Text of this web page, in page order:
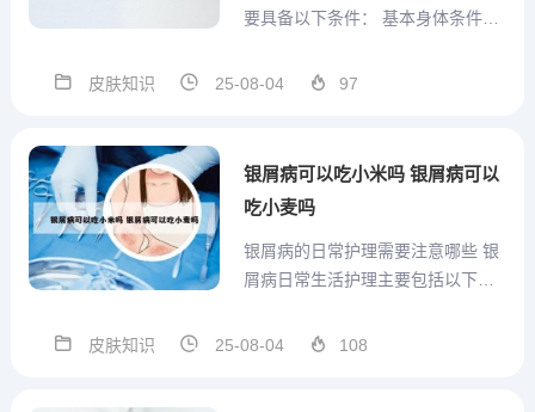
要具备以下条件： 基本身体条件：
明显瑕疵。 身体健康、身材匀称：
岁。 身高要求：女生在164cm172c
皮肤知识 25-08-04 97
银屑病可以吃小米吗 银屑病可以
吃小麦吗
银屑病的日常护理需要注意哪些 银
屑病日常生活护理主要包括以下方
屑病不传染，衣物选择相对随意，
皮肤知识 25-08-04 108